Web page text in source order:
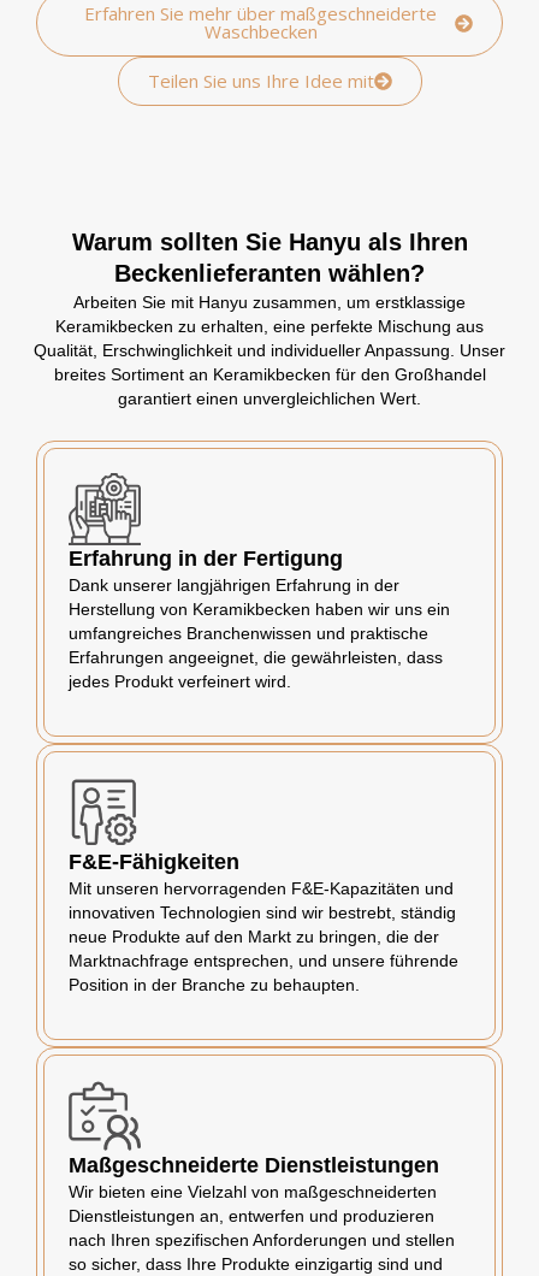
Erfahren Sie mehr über maßgeschneiderte
Waschbecken
Teilen Sie uns Ihre Idee mit
Warum sollten Sie Hanyu als Ihren
Beckenlieferanten wählen?
Arbeiten Sie mit Hanyu zusammen, um erstklassige
Keramikbecken zu erhalten, eine perfekte Mischung aus
Qualität, Erschwinglichkeit und individueller Anpassung. Unser
breites Sortiment an Keramikbecken für den Großhandel
garantiert einen unvergleichlichen Wert.
Erfahrung in der Fertigung
Dank unserer langjährigen Erfahrung in der
Herstellung von Keramikbecken haben wir uns ein
umfangreiches Branchenwissen und praktische
Erfahrungen angeeignet, die gewährleisten, dass
jedes Produkt verfeinert wird.
F&E-Fähigkeiten
Mit unseren hervorragenden F&E-Kapazitäten und
innovativen Technologien sind wir bestrebt, ständig
neue Produkte auf den Markt zu bringen, die der
Marktnachfrage entsprechen, und unsere führende
Position in der Branche zu behaupten.
Maßgeschneiderte Dienstleistungen
Wir bieten eine Vielzahl von maßgeschneiderten
Dienstleistungen an, entwerfen und produzieren
nach Ihren spezifischen Anforderungen und stellen
so sicher, dass Ihre Produkte einzigartig sind und